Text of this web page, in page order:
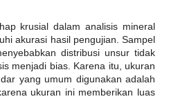
krusial dalam analisis mineral
akurasi hasil pengujian. Sampel
distribusi unsur tidak
menjadi bias. Karena itu, ukuran
yang umum digunakan adalah
ukuran ini memberikan luas